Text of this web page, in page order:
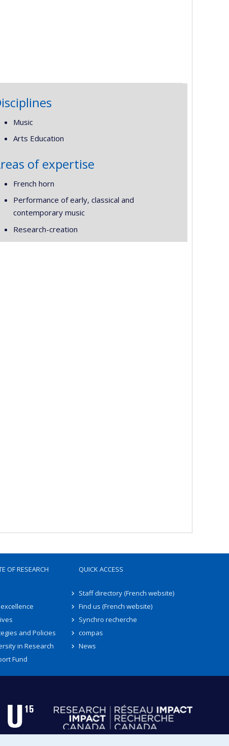
Music
Arts Education
of expertise
French horn
Performance of early, classical and
contemporary music
Research-creation
OF RESEARCH
and Policies
in Research
Fund
QUICK ACCESS
Staff directory (French website)
Find us (French website)
Synchro recherche
compas
News